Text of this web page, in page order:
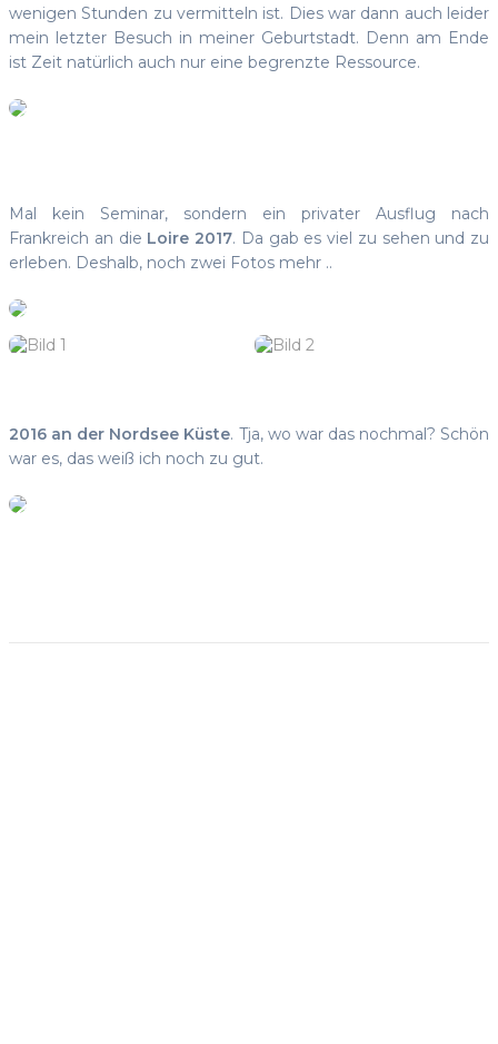
wenigen Stunden zu vermitteln ist. Dies war dann auch leider
mein letzter Besuch in meiner Geburtstadt. Denn am Ende
ist Zeit natürlich auch nur eine begrenzte Ressource.
Mal kein Seminar, sondern ein privater Ausflug nach
Frankreich an die Loire 2017. Da gab es viel zu sehen und zu
erleben. Deshalb, noch zwei Fotos mehr ..
2016 an der Nordsee Küste. Tja, wo war das nochmal? Schön
war es, das weiß ich noch zu gut.